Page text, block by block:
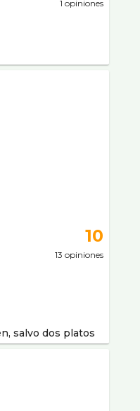
1 opiniones
10
13 opiniones
salvo dos platos